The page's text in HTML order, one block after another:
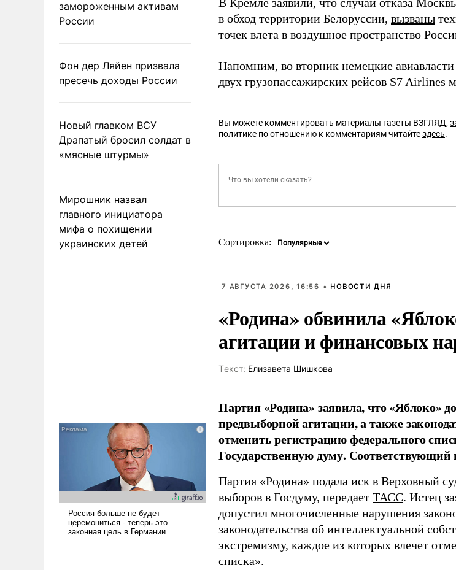
замороженным активам
России
Фон дер Ляйен призвала
пресечь доходы России
Новый главком ВСУ
Драпатый бросил солдат в
«мясные штурмы»
Мирошник назвал
главного инициатора
мифа о похищении
украинских детей
В Кремле заявили, что случаи отказа
в обход территории Белоруссии, вызваны
точек влета в воздушное пространство
Напомним, во вторник немецкие авиавласти
двух грузопассажирских рейсов S7
Вы можете комментировать материалы газеты ВЗГЛЯД,
политике по отношению к комментариям читайтездесь.
Сортировка:
7 АВГУСТА 2026, 16:56 • НОВОСТИ ДНЯ
«Родина» обвинила
агитации и финансовых
Tекст: Елизавета Шишкова
Партия «Родина» заявила, что «Яблоко»
предвыборной агитации, а также
отменить регистрацию федерального
Государственную думу. Соответствующий
Партия «Родина» подала иск в Верховный
выборов в Госдуму, передает ТАСС. Истец
допустил многочисленные нарушения
законодательства об интеллектуальной
экстремизму, каждое из которых влечет
списка».